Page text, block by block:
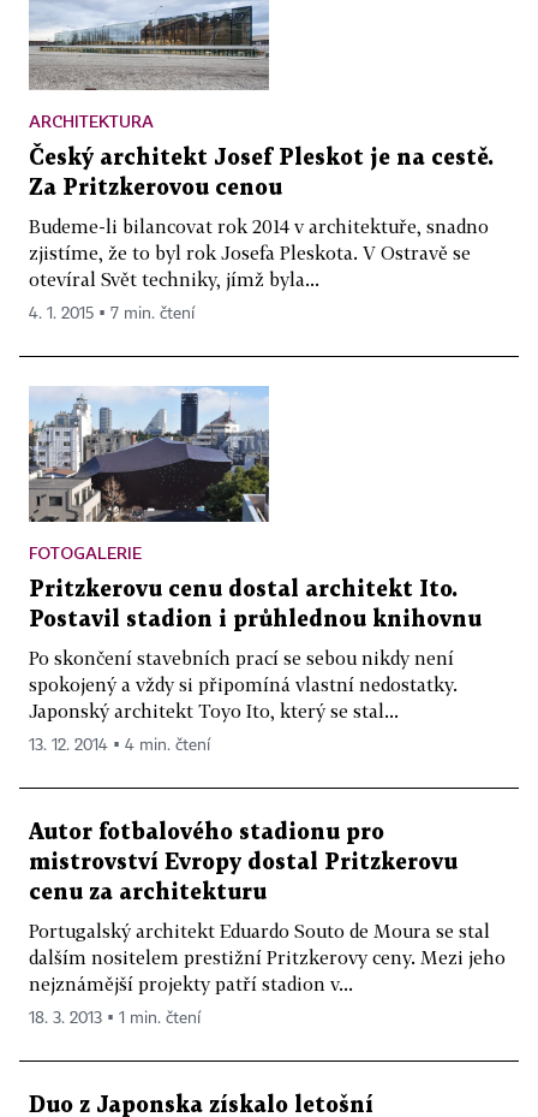
ARCHITEKTURA
Český architekt Josef Pleskot je na cestě.
Za Pritzkerovou cenou
Budeme-li bilancovat rok 2014 v architektuře, snadno
zjistíme, že to byl rok Josefa Pleskota. V Ostravě se
otevíral Svět techniky, jímž byla...
4. 1. 2015 ▪ 7 min. čtení
FOTOGALERIE
Pritzkerovu cenu dostal architekt Ito.
Postavil stadion i průhlednou knihovnu
Po skončení stavebních prací se sebou nikdy není
spokojený a vždy si připomíná vlastní nedostatky.
Japonský architekt Toyo Ito, který se stal...
13. 12. 2014 ▪ 4 min. čtení
Autor fotbalového stadionu pro
mistrovství Evropy dostal Pritzkerovu
cenu za architekturu
Portugalský architekt Eduardo Souto de Moura se stal
dalším nositelem prestižní Pritzkerovy ceny. Mezi jeho
nejznámější projekty patří stadion v...
18. 3. 2013 ▪ 1 min. čtení
Duo z Japonska získalo letošní